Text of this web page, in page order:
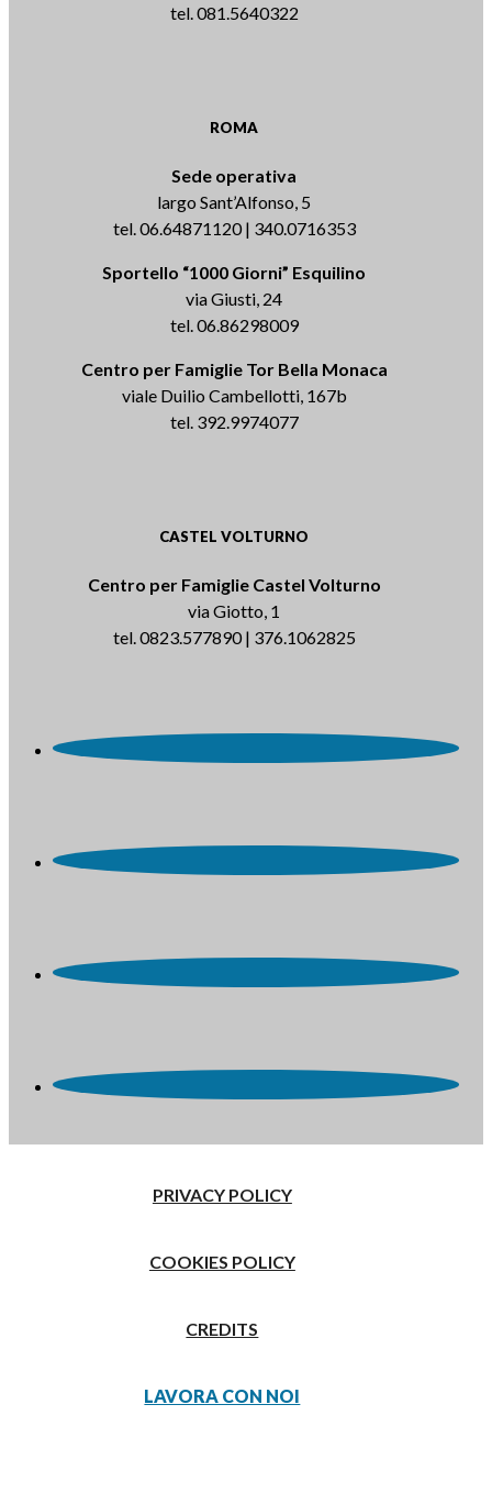
tel. 081.5640322
ROMA
Sede operativa
largo Sant’Alfonso, 5
tel. 06.64871120 | 340.0716353
Sportello “1000 Giorni” Esquilino
via Giusti, 24
tel. 06.86298009
Centro per Famiglie Tor Bella Monaca
viale Duilio Cambellotti, 167b
tel. 392.9974077
CASTEL VOLTURNO
Centro per Famiglie Castel Volturno
via Giotto, 1
tel. 0823.577890 | 376.1062825
PRIVACY POLICY
COOKIES POLICY
CREDITS
LAVORA CON NOI